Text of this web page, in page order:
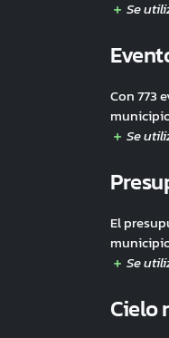
Con 773
El
Cielo